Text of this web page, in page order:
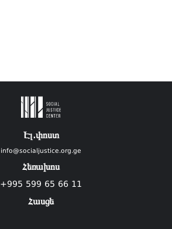
Էլ.փոստ
info@socialjustice.org.ge
Հեռախոս
+995 599 65 66 11
Հասցե